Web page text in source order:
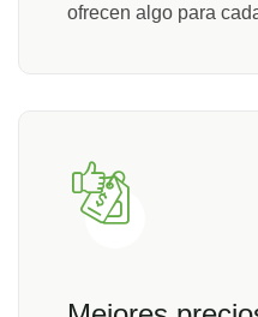
ofrecen algo para